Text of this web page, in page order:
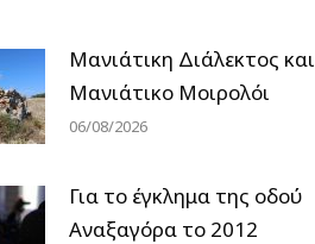
Μανιάτικη Διάλεκτος και
Μανιάτικο Μοιρολόι
06/08/2026
Για το έγκλημα της οδού
Αναξαγόρα το 2012